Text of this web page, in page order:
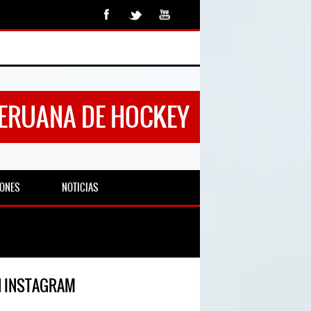
DE HOCKEY
NOTICIAS
INSTAGRAM